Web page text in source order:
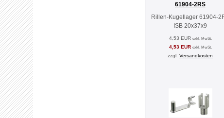
61904-2RS
Rillen-Kugellager 61904-
ISB 20x37x9
4,53 EUR exkl. MwSt.
4,53 EUR exkl. MwSt.
zzgl. Versandkosten